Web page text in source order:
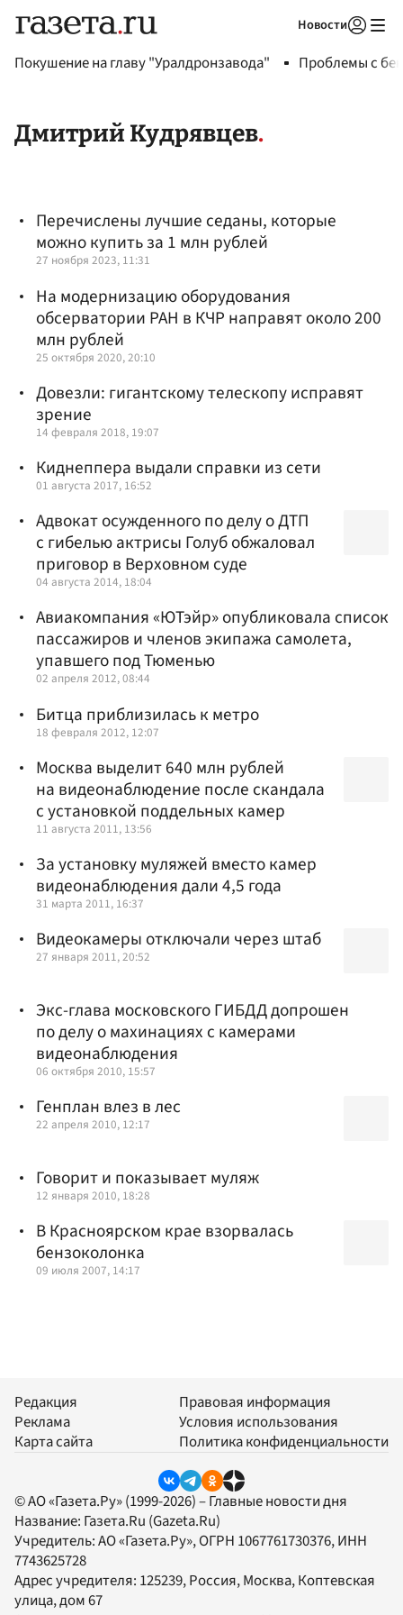
Новости
Покушение на главу "Уралдронзавода" Проблемы с
Дмитрий Кудрявцев
Перечислены лучшие седаны, которые
можно купить за 1 млн рублей
27 ноября 2023, 11:31
На модернизацию оборудования
обсерватории РАН в КЧР направят около 200
млн рублей
25 октября 2020, 20:10
Довезли: гигантскому телескопу исправят
зрение
14 февраля 2018, 19:07
Киднеппера выдали справки из сети
01 августа 2017, 16:52
Адвокат осужденного по делу о ДТП
с гибелью актрисы Голуб обжаловал
приговор в Верховном суде
04 августа 2014, 18:04
Авиакомпания «ЮТэйр» опубликовала список
пассажиров и членов экипажа самолета,
упавшего под Тюменью
02 апреля 2012, 08:44
Битца приблизилась к метро
18 февраля 2012, 12:07
Москва выделит 640 млн рублей
на видеонаблюдение после скандала
с установкой поддельных камер
11 августа 2011, 13:56
За установку муляжей вместо камер
видеонаблюдения дали 4,5 года
31 марта 2011, 16:37
Видеокамеры отключали через штаб
27 января 2011, 20:52
Экс-глава московского ГИБДД допрошен
по делу о махинациях с камерами
видеонаблюдения
06 октября 2010, 15:57
Генплан влез в лес
22 апреля 2010, 12:17
Говорит и показывает муляж
12 января 2010, 18:28
В Красноярском крае взорвалась
бензоколонка
09 июля 2007, 14:17
Редакция
Реклама
Карта сайта
Правовая информация
Условия использования
Политика конфиденциальности
© АО «Газета.Ру» (1999-2026) – Главные новости дня
Название: Газета.Ru (Gazeta.Ru)
Учредитель:АО «Газета.Ру», ОГРН 1067761730376, ИНН
7743625728
Адрес учредителя: 125239, Россия, Москва, Коптевская
улица, дом 67